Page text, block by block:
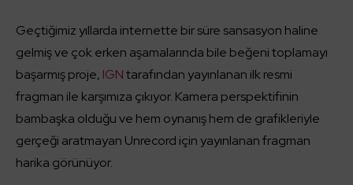
Geçtiğimiz yıllarda internette bir süre sansasyon haline
gelmiş ve çok erken aşamalarında bile beğeni toplamayı
başarmış proje, IGNtarafından yayınlanan ilk resmi
fragman ile karşımıza çıkıyor. Kamera perspektifinin
bambaşka olduğu ve hem oynanış hem de grafikleriyle
gerçeği aratmayan Unrecord için yayınlanan fragman
harika görünüyor.